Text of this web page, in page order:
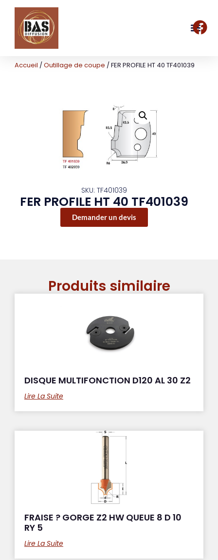
Accueil /Outillage de coupe / FER PROFILE HT 40 TF401039
SKU: TF401039
FER PROFILE HT 40 TF401039
Demander un devis
Produits similaire
DISQUE MULTIFONCTION D120 AL 30 Z2
Lire La Suite
FRAISE ? GORGE Z2 HW QUEUE 8 D 10
RY 5
Lire La Suite